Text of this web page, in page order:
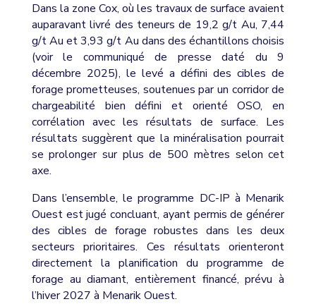
Dans la zone Cox, où les travaux de surface avaient
auparavant livré des teneurs de 19,2 g/t Au, 7,44
g/t Au et 3,93 g/t Au dans des échantillons choisis
(voir le communiqué de presse daté du 9
décembre 2025), le levé a défini des cibles de
forage prometteuses, soutenues par un corridor de
chargeabilité bien défini et orienté OSO, en
corrélation avec les résultats de surface. Les
résultats suggèrent que la minéralisation pourrait
se prolonger sur plus de 500 mètres selon cet
axe.
Dans l’ensemble, le programme DC-IP à Menarik
Ouest est jugé concluant, ayant permis de générer
des cibles de forage robustes dans les deux
secteurs prioritaires. Ces résultats orienteront
directement la planification du programme de
forage au diamant, entièrement financé, prévu à
l’hiver 2027 à Menarik Ouest.